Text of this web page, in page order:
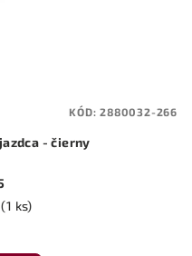
- čierny
(1 ks)
KÓD:2880032-266